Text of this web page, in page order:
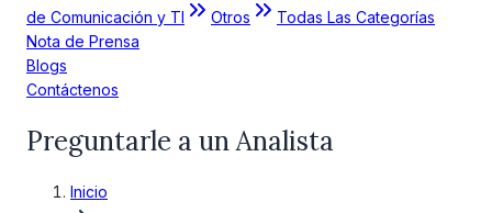
de Comunicación y TI
Otros
Todas Las Categorías
Nota de Prensa
Blogs
Contáctenos
Preguntarle a un Analista
Inicio